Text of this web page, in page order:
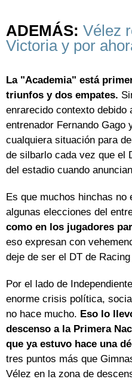
ADEMÁS: Vélez
Victoria y por
La "Academia" está
triunfos y dos empates.
enrarecido contexto debido
entrenador Fernando Gago
cualquiera situación para
de silbarlo cada vez que el
del estadio cuando
Es que muchos hinchas no
algunas elecciones del
como en los jugadores
eso expresan con
deje de ser el DT de Racing
Por el lado de
enorme crisis política,
no hace mucho. Eso lo
descenso a la Primera
que ya estuvo hace una
tres puntos más que
Vélez en la zona de